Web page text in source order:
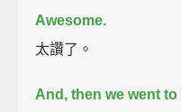
Awesome.
太讚了。
And, then we went